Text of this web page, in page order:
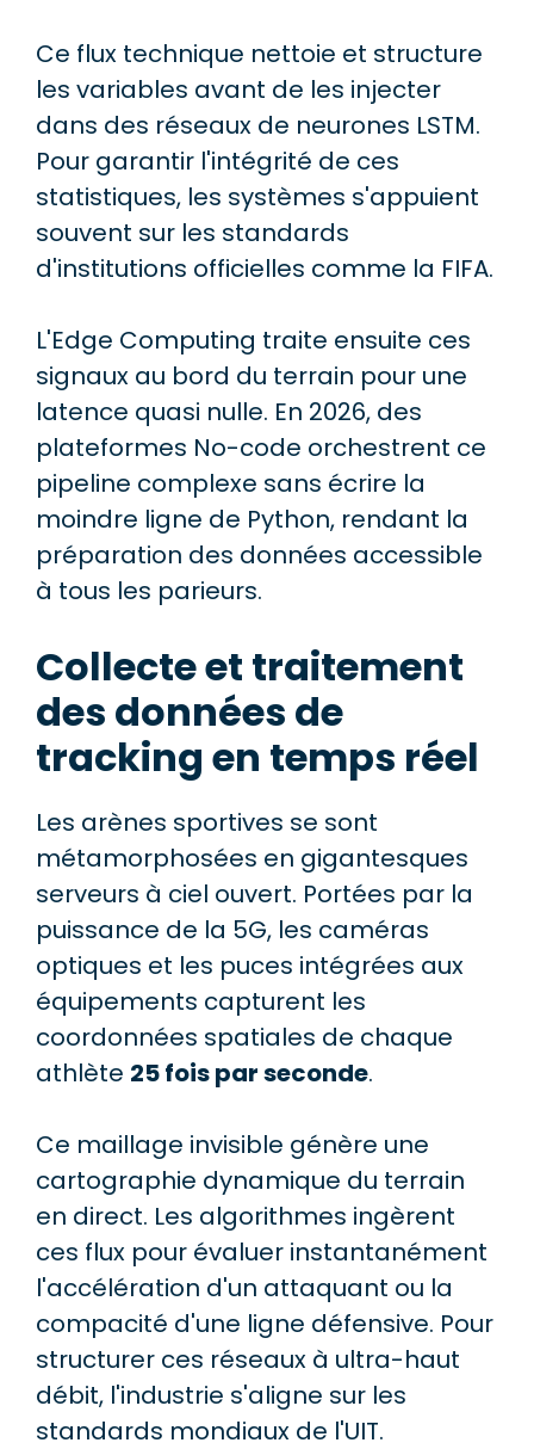
Ce flux technique nettoie et structure
les variables avant de les injecter
dans des réseaux de neurones LSTM.
Pour garantir l'intégrité de ces
statistiques, les systèmes s'appuient
souvent sur les standards
d'institutions officielles comme la FIFA.
L'Edge Computing traite ensuite ces
signaux au bord du terrain pour une
latence quasi nulle. En 2026, des
plateformes No-code orchestrent ce
pipeline complexe sans écrire la
moindre ligne de Python, rendant la
préparation des données accessible
à tous les parieurs.
Collecte et traitement
des données de
tracking en temps réel
Les arènes sportives se sont
métamorphosées en gigantesques
serveurs à ciel ouvert. Portées par la
puissance de la 5G, les caméras
optiques et les puces intégrées aux
équipements capturent les
coordonnées spatiales de chaque
athlète 25 fois par seconde.
Ce maillage invisible génère une
cartographie dynamique du terrain
en direct. Les algorithmes ingèrent
ces flux pour évaluer instantanément
l'accélération d'un attaquant ou la
compacité d'une ligne défensive. Pour
structurer ces réseaux à ultra-haut
débit, l'industrie s'aligne sur les
standards mondiaux de l'UIT.